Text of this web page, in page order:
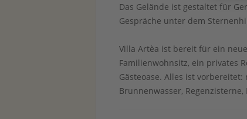
Das Gelände ist gestaltet für
Gespräche unter dem
Villa Artèa ist bereit für ein
Familienwohnsitz, ein privates
Gästeoase. Alles ist
Brunnenwasser,